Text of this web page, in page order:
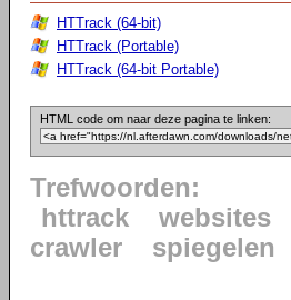
HTTrack (64-bit)
HTTrack (Portable)
HTTrack (64-bit Portable)
HTML code om naar deze pagina te linken:
Trefwoorden:
httrack
websites
crawler
spiegelen